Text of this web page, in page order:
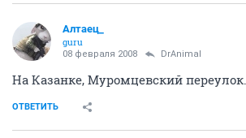
Алтаец_
guru
08 февраля 2008 DrAnimal
На Казанке, Муромцевский переулок.
ОТВЕТИТЬ